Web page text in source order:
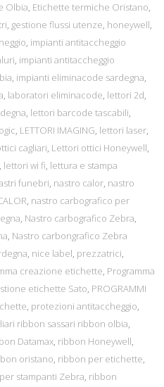
Olbia, Etichette termiche Oristano,
, gestione flussi utenze, honeywell,
, impianti antitaccheggio
, impianti antitaccheggio
, impianti eliminacode sardegna,
, laboratori eliminacode, lettori 2d,
, lettori barcode tascabili,
, LETTORI IMAGING, lettori laser,
cagliari, Lettori ottici Honeywell,
, lettori wi fi, lettura e stampa
funebri, nastro calor, nastro
, nastro carbografico per
, Nastro carbografico Zebra,
, Nastro carbongrafico Zebra
, nice label, prezzatrici,
creazione etichette, Programma
etichette Sato, PROGRAMMI
, protezioni antitaccheggio,
ribbon sassari ribbon olbia,
Datamax, ribbon Honeywell,
oristano, ribbon per etichette,
stampanti Zebra, ribbon